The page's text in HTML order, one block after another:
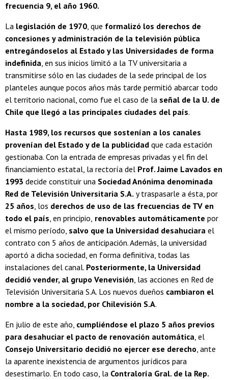
frecuencia 9, el año 1960.
La legislación de 1970, que formalizó los derechos de
concesiones y administración de la televisión pública
entregándoselos al Estado y las Universidades de forma
indefinida, en sus inicios limitó a la TV universitaria a
transmitirse sólo en las ciudades de la sede principal de los
planteles aunque pocos años más tarde permitió abarcar todo
el territorio nacional, como fue el caso de la señal de la U. de
Chile que llegó a las principales ciudades del país.
Hasta 1989, los recursos que sostenían a los canales
provenían del Estado y de la publicidad que cada estación
gestionaba. Con la entrada de empresas privadas y el fin del
financiamiento estatal, la rectoría del Prof. Jaime Lavados en
1993 decide constituir una Sociedad Anónima denominada
Red de Televisión Universitaria S.A. y traspasarle a ésta, por
25 años, los derechos de uso de las frecuencias de TV en
todo el país, en principio, renovables automáticamente por
el mismo período, salvo que la Universidad desahuciara el
contrato con 5 años de anticipación. Además, la universidad
aportó a dicha sociedad, en forma definitiva, todas las
instalaciones del canal. Posteriormente, la Universidad
decidió vender, al grupo Venevisión, las acciones en Red de
Televisión Universitaria S.A. Los nuevos dueños cambiaron el
nombre a la sociedad, por Chilevisión S.A.
En julio de este año, cumpliéndose el plazo 5 años previos
para desahuciar el pacto de renovación automática, el
Consejo Universitario decidió no ejercer ese derecho, ante
la aparente inexistencia de argumentos jurídicos para
desestimarlo. En todo caso, la Contraloría Gral. de la Rep.